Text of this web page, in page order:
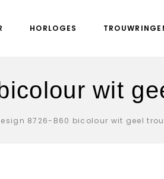
HORLOGES
wit
8726-B60 bicolour wit geel